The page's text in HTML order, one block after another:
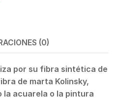
(0)
por su fibra sintética de
de marta Kolinsky,
la acuarela o la pintura